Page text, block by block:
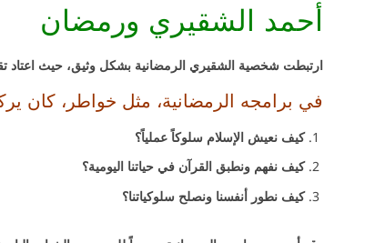
أحمد الشقيري ورمضان
ارتبطت شخصية الشقيري الرمضانية بشكل وثيق، حيث اعتاد
في برامجه الرمضانية، مثل خواطر، كان
كيف نعيش الإسلام سلوكاً عملياً؟
كيف نفهم ونطبق القرآن في حياتنا اليومية؟
كيف نطور أنفسنا ونصلح سلوكياتنا؟